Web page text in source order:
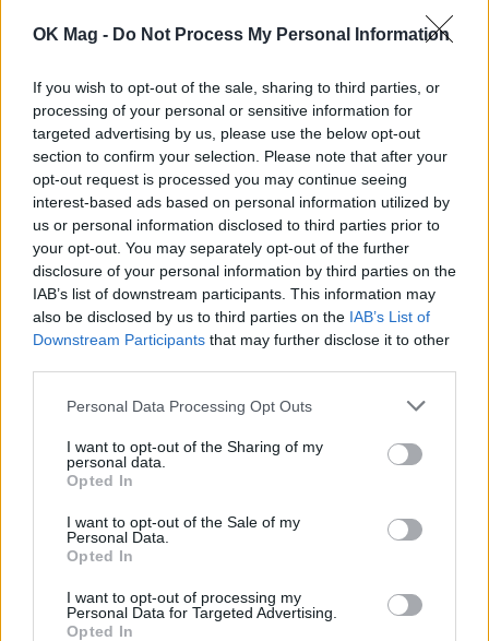
OK Mag - Do Not Process My Personal Information
If you wish to opt-out of the sale, sharing to third parties, or
processing of your personal or sensitive information for
targeted advertising by us, please use the below opt-out
section to confirm your selection. Please note that after your
opt-out request is processed you may continue seeing
interest-based ads based on personal information utilized by
us or personal information disclosed to third parties prior to
your opt-out. You may separately opt-out of the further
disclosure of your personal information by third parties on the
IAB’s list of downstream participants. This information may
also be disclosed by us to third parties on the IAB’s List of
Downstream Participants that may further disclose it to other
Personal Data Processing Opt Outs
I want to opt-out of the Sharing of my
personal data.
Opted In
I want to opt-out of the Sale of my
Personal Data.
Opted In
I want to opt-out of processing my
Personal Data for Targeted Advertising.
Opted In
ΠΕΡΙΣΣΟΤΕΡΑ ΣΤΟ
CELEBRITIES